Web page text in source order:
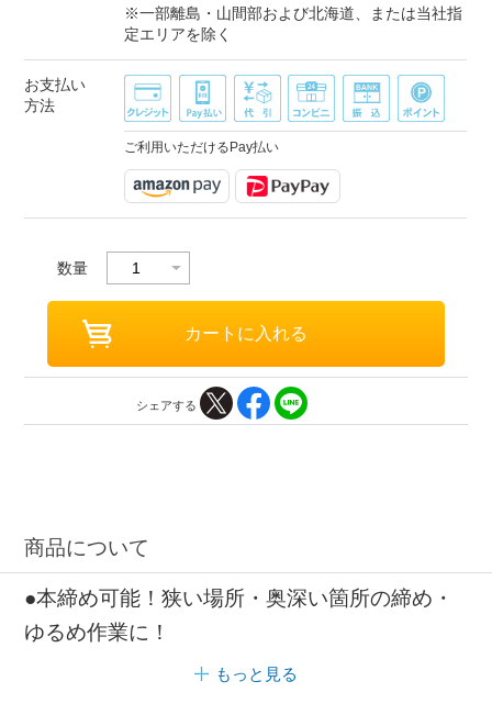
※一部離島・山間部および北海道、または当社指
定エリアを除く
お支払い
方法
ご利用いただけるPay払い
数量
シェアする
商品について
●本締め可能！狭い場所・奥深い箇所の締め・
ゆるめ作業に！
もっと見る